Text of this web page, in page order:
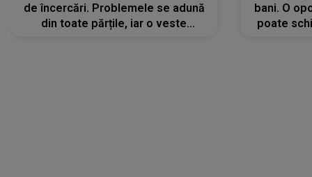
de încercări. Problemele se adună
din toate părțile, iar o veste
bani. O
poate